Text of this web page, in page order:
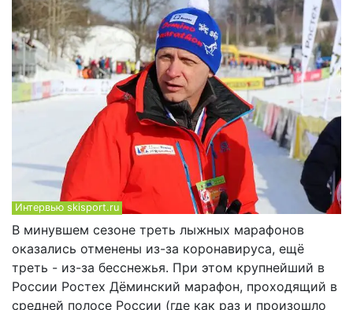
Интервью skisport.ru
В минувшем сезоне треть лыжных марафонов
оказались отменены из-за коронавируса, ещё
треть - из-за бесснежья. При этом крупнейший в
России Ростех Дёминский марафон, проходящий в
средней полосе России (где как раз и произошло